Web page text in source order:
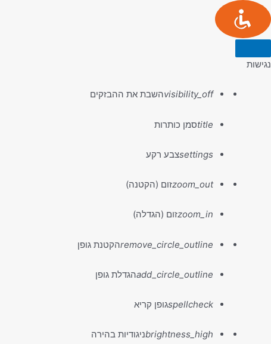
את
סרגל
נגישות
נגישות
visibility_offהשבת את ההבזקים
titleסמן כותרות
settingsצבע רקע
zoom_outזום (הקטנה)
zoom_inזום (הגדלה)
remove_circle_outlineהקטנת גופן
add_circle_outlineהגדלת גופן
spellcheckגופן קריא
brightness_highניגודיות בהירה
דילוג
לתוכן